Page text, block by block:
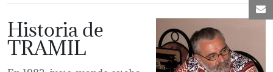
Historia de
TRAMIL